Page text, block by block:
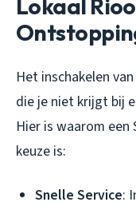
Lokaal
Het inschakelen
die je niet krijgt bij
Hier is waarom
keuze is:
Snelle Service: